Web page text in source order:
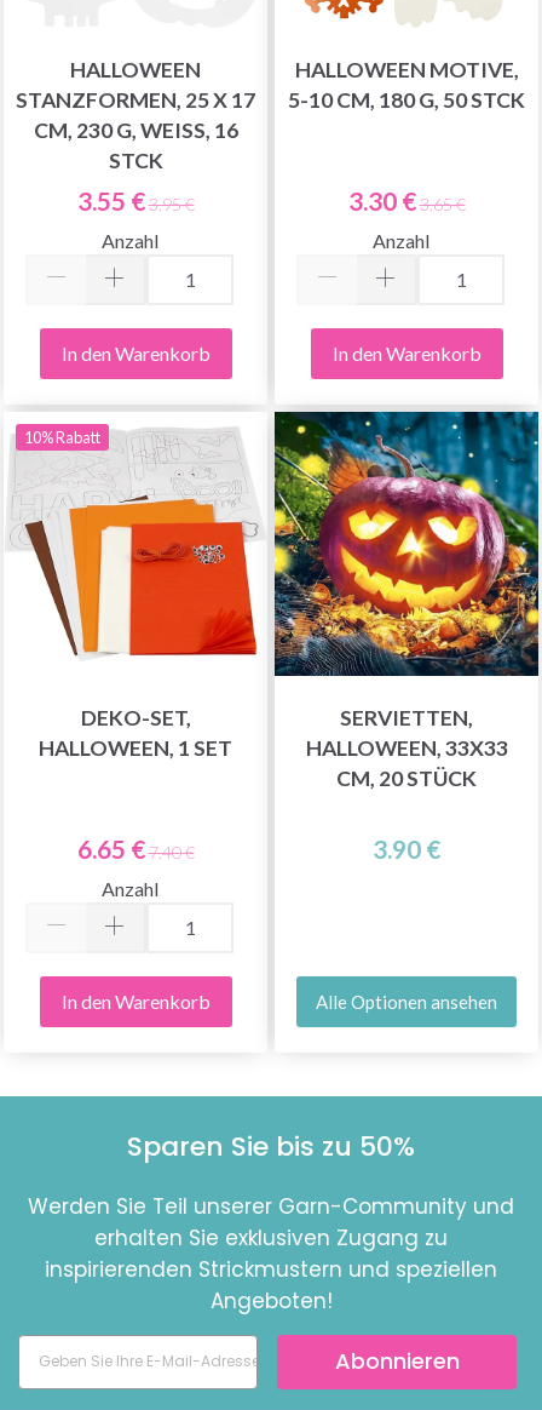
HALLOWEEN
STANZFORMEN, 25 X 17
CM, 230 G, WEISS, 16 S
TCK
3.55 €3.95 €
Anzahl
In den Warenkorb
HALLOWEEN MOTIVE,
5-10 CM, 180 G, 50 STCK
3.30 €3.65 €
Anzahl
In den Warenkorb
10% Rabatt
DEKO-SET,
HALLOWEEN, 1 SET
6.65 €7.40 €
Anzahl
In den Warenkorb
SERVIETTEN,
HALLOWEEN, 33X33
CM, 20 STÜCK
3.90 €
Alle Optionen ansehen
Sparen Sie bis zu 50%
Werden Sie Teil unserer Garn-Community und
erhalten Sie exklusiven Zugang zu
inspirierenden Strickmustern und speziellen
Angeboten!
Abonnieren